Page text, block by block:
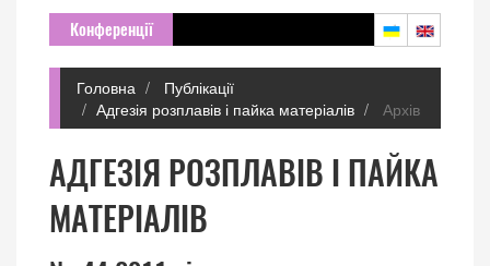
Конференції
Головна
Публікації
Адгезія розплавів і пайка матеріалів
Архів
АДГЕЗІЯ РОЗПЛАВІВ І ПАЙКА
МАТЕРІАЛІВ